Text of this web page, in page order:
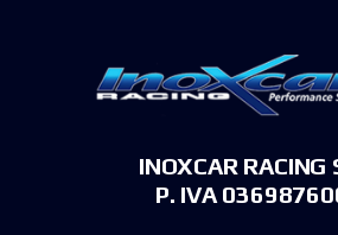
INOXCAR RACING
P. IVA